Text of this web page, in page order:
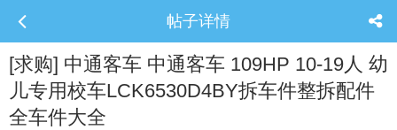
帖子详情
[求购] 中通客车 中通客车 109HP 10-19人 幼
儿专用校车LCK6530D4BY拆车件整拆配件
全车件大全